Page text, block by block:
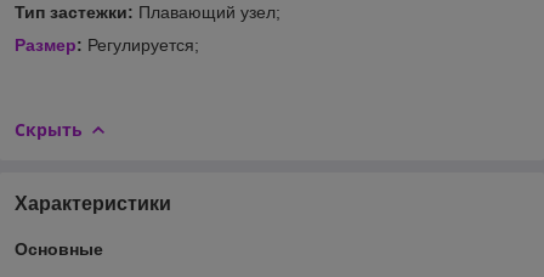
Тип застежки: Плавающий узел;
Размер: Регулируется;
Скрыть
Характеристики
Основные